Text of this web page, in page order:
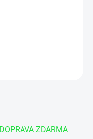
DOPRAVA ZDARMA